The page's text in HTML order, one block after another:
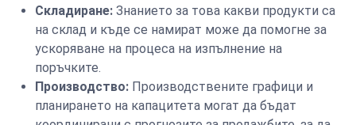
Складиране: Знанието за това какви продукти са
на склад и къде се намират може да помогне за
ускоряване на процеса на изпълнение на
поръчките.
Производство: Производствените графици и
планирането на капацитета могат да бъдат